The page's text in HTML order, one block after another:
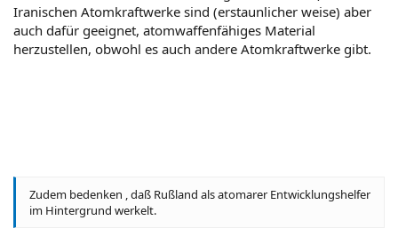
Iranischen Atomkraftwerke sind (erstaunlicher weise) aber
auch dafür geeignet, atomwaffenfähiges Material
herzustellen, obwohl es auch andere Atomkraftwerke gibt.
Zudem bedenken , daß Rußland als atomarer Entwicklungshelfer
im Hintergrund werkelt.